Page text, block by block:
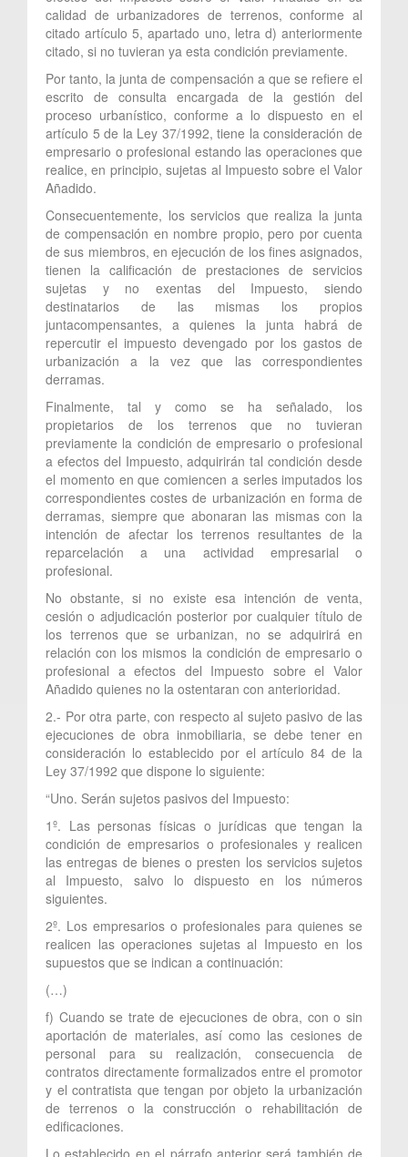
calidad de urbanizadores de terrenos, conforme al
citado artículo 5, apartado uno, letra d) anteriormente
citado, si no tuvieran ya esta condición previamente.
Por tanto, la junta de compensación a que se refiere el
escrito de consulta encargada de la gestión del
proceso urbanístico, conforme a lo dispuesto en el
artículo 5 de la Ley 37/1992, tiene la consideración de
empresario o profesional estando las operaciones que
realice, en principio, sujetas al Impuesto sobre el Valor
Añadido.
Consecuentemente, los servicios que realiza la junta
de compensación en nombre propio, pero por cuenta
de sus miembros, en ejecución de los fines asignados,
tienen la calificación de prestaciones de servicios
sujetas y no exentas del Impuesto, siendo
destinatarios de las mismas los propios
juntacompensantes, a quienes la junta habrá de
repercutir el impuesto devengado por los gastos de
urbanización a la vez que las correspondientes
derramas.
Finalmente, tal y como se ha señalado, los
propietarios de los terrenos que no tuvieran
previamente la condición de empresario o profesional
a efectos del Impuesto, adquirirán tal condición desde
el momento en que comiencen a serles imputados los
correspondientes costes de urbanización en forma de
derramas, siempre que abonaran las mismas con la
intención de afectar los terrenos resultantes de la
reparcelación a una actividad empresarial o
profesional.
No obstante, si no existe esa intención de venta,
cesión o adjudicación posterior por cualquier título de
los terrenos que se urbanizan, no se adquirirá en
relación con los mismos la condición de empresario o
profesional a efectos del Impuesto sobre el Valor
Añadido quienes no la ostentaran con anterioridad.
2.- Por otra parte, con respecto al sujeto pasivo de las
ejecuciones de obra inmobiliaria, se debe tener en
consideración lo establecido por el artículo 84 de la
Ley 37/1992 que dispone lo siguiente:
“Uno. Serán sujetos pasivos del Impuesto:
1º. Las personas físicas o jurídicas que tengan la
condición de empresarios o profesionales y realicen
las entregas de bienes o presten los servicios sujetos
al Impuesto, salvo lo dispuesto en los números
siguientes.
2º. Los empresarios o profesionales para quienes se
realicen las operaciones sujetas al Impuesto en los
supuestos que se indican a continuación:
(…)
f) Cuando se trate de ejecuciones de obra, con o sin
aportación de materiales, así como las cesiones de
personal para su realización, consecuencia de
contratos directamente formalizados entre el promotor
y el contratista que tengan por objeto la urbanización
de terrenos o la construcción o rehabilitación de
edificaciones.
Lo establecido en el párrafo anterior será también de